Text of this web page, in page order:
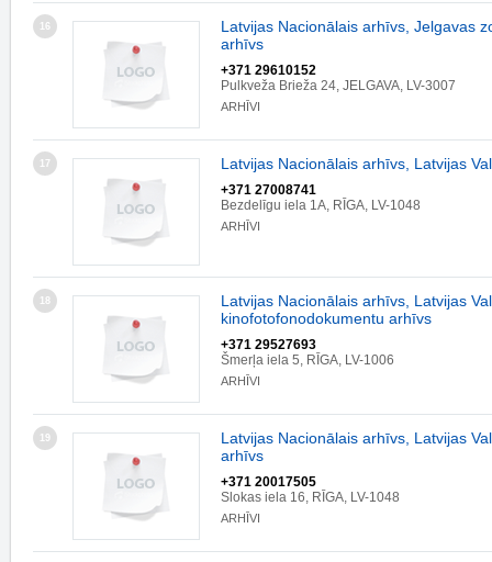
16
Latvijas Nacionālais arhīvs, Jelgavas
arhīvs
+371 29610152
Pulkveža Brieža 24, JELGAVA, LV-3007
ARHĪVI
17 Latvijas Nacionālais arhīvs, Latvijas
+371 27008741
Bezdelīgu iela 1A, RĪGA, LV-1048
ARHĪVI
18
Latvijas Nacionālais arhīvs, Latvijas
kinofotofonodokumentu arhīvs
+371 29527693
Šmerļa iela 5, RĪGA, LV-1006
ARHĪVI
19
Latvijas Nacionālais arhīvs, Latvijas
arhīvs
+371 20017505
Slokas iela 16, RĪGA, LV-1048
ARHĪVI